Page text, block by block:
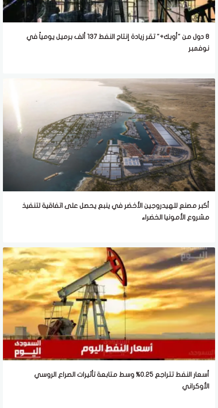
8 دول من "أوبك+" تقر زيادة إنتاج النفط 137 ألف برميل يومياً في
نوفمبر
أكبر مصنع للهيدروجين الأخضر في ينبع يحصل على اتفاقية لتنفيذ
مشروع الأمونيا الخضراء
أسعار النفط تتراجع 0.25% وسط متابعة تأثيرات الصراع الروسي
الأوكراني